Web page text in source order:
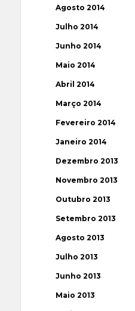
Agosto 2014
Julho 2014
Junho 2014
Maio 2014
Abril 2014
Março 2014
Fevereiro 2014
Janeiro 2014
Dezembro 2013
Novembro 2013
Outubro 2013
Setembro 2013
Agosto 2013
Julho 2013
Junho 2013
Maio 2013